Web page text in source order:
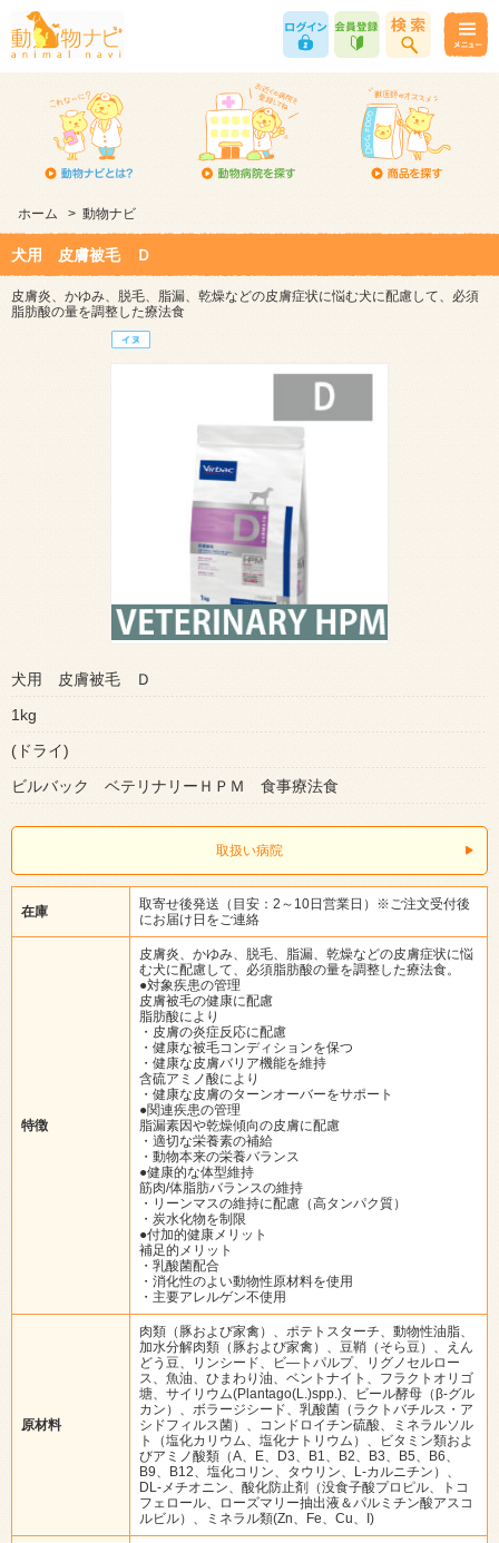
ホーム > 動物ナビ
犬用 皮膚被毛 Ｄ
皮膚炎、かゆみ、脱毛、脂漏、乾燥などの皮膚症状に悩む犬に配慮して、必須
脂肪酸の量を調整した療法食
犬用 皮膚被毛 Ｄ
1kg
(ドライ)
ビルバック ベテリナリーＨＰＭ 食事療法食
取扱い病院
在庫
取寄せ後発送（目安：2～10日営業日）※ご注文受付後
にお届け日をご連絡
特徴
皮膚炎、かゆみ、脱毛、脂漏、乾燥などの皮膚症状に悩
む犬に配慮して、必須脂肪酸の量を調整した療法食。
●対象疾患の管理
皮膚被毛の健康に配慮
脂肪酸により
・皮膚の炎症反応に配慮
・健康な被毛コンディションを保つ
・健康な皮膚バリア機能を維持
含硫アミノ酸により
・健康な皮膚のターンオーバーをサポート
●関連疾患の管理
脂漏素因や乾燥傾向の皮膚に配慮
・適切な栄養素の補給
・動物本来の栄養バランス
●健康的な体型維持
筋肉/体脂肪バランスの維持
・リーンマスの維持に配慮（高タンパク質）
・炭水化物を制限
●付加的健康メリット
補足的メリット
・乳酸菌配合
・消化性のよい動物性原材料を使用
・主要アレルゲン不使用
原材料
肉類（豚および家禽）、ポテトスターチ、動物性油脂、
加水分解肉類（豚および家禽）、豆鞘（そら豆）、えん
どう豆、リンシード、ビ―トパルプ、リグノセルロー
ス、魚油、ひまわり油、ベントナイト、フラクトオリゴ
塘、サイリウム(Plantago(L.)spp.)、ビール酵母（β-グル
カン）、ボラージシード、乳酸菌（ラクトバチルス・ア
シドフィルス菌）、コンドロイチン硫酸、ミネラルソル
ト（塩化カリウム、塩化ナトリウム）、ビタミン類およ
びアミノ酸類（A、E、D3、B1、B2、B3、B5、B6、
B9、B12、塩化コリン、タウリン、L-カルニチン）、
DL-メチオニン、酸化防止剤（没食子酸プロピル、トコ
フェロール、ローズマリー抽出液＆パルミチン酸アスコ
ルビル）、ミネラル類(Zn、Fe、Cu、I)